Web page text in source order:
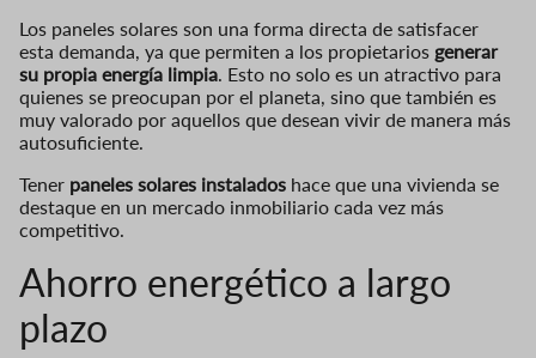
Los paneles solares son una forma directa de satisfacer
esta demanda, ya que permiten a los propietarios generar
su propia energía limpia. Esto no solo es un atractivo para
quienes se preocupan por el planeta, sino que también es
muy valorado por aquellos que desean vivir de manera más
autosuficiente.
Tener paneles solares instalados hace que una vivienda se
destaque en un mercado inmobiliario cada vez más
competitivo.
Ahorro energético a largo
plazo